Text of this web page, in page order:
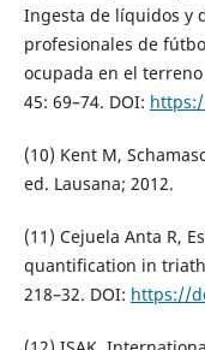
Ingesta de líquidos y
profesionales de
ocupada en el
45: 69–74. DOI:
(10) Kent M,
ed. Lausana; 2012.
(11) Cejuela Anta R,
quantification in
218–32. DOI: https://